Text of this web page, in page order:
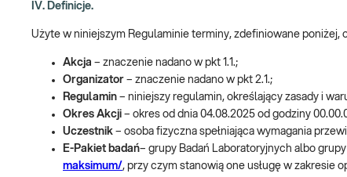
IV. Definicje.
Użyte w niniejszym Regulaminie terminy, zdefiniowane poniżej,
Akcja – znaczenie nadano w pkt 1.1.;
Organizator – znaczenie nadano w pkt 2.1.;
Regulamin – niniejszy regulamin, określający zasady i
Okres Akcji – okres od dnia 04.08.2025 od godziny
Uczestnik – osoba fizyczna spełniająca wymagania
E-Pakiet badań– grupy Badań Laboratoryjnych albo
maksimum/, przy czym stanowią one usługę w zakresie